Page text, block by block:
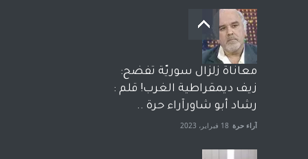
معاناة زلزال سوريّة تفضح:
زيف ديمقراطية الغرب! قلم :
رشاد أبو شاورآراء حرة ..
آراء حرة 18 فبراير، 2023